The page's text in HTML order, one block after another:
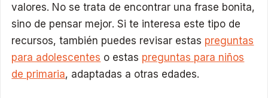
valores. No se trata de encontrar una frase bonita,
sino de pensar mejor. Si te interesa este tipo de
recursos, también puedes revisar estas preguntas
para adolescentes o estas preguntas para niños
de primaria, adaptadas a otras edades.